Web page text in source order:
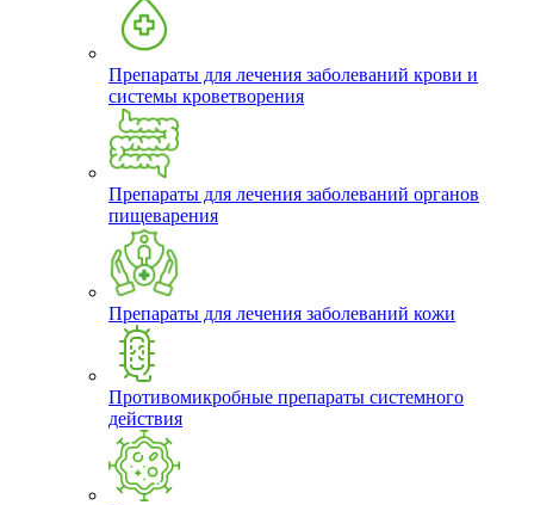
Препараты для лечения заболеваний крови и
системы кроветворения
Препараты для лечения заболеваний органов
пищеварения
Препараты для лечения заболеваний кожи
Противомикробные препараты системного
действия